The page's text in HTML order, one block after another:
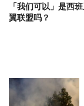
「我们可以」是西
翼联盟吗？